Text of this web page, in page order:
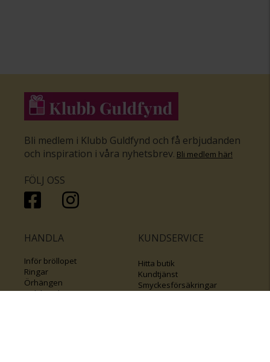
Bli medlem i Klubb Guldfynd och få erbjudanden
och inspiration i våra nyhetsbrev. Bli medlem här!
FÖLJ OSS
HANDLA
Inför bröllopet
Ringar
Örhängen
Halsband
KUNDSERVICE
Hitta butik
Kundtjänst
Smyckesförsäkringar